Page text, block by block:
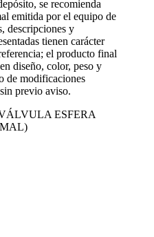
se recomienda
emitida por el equipo de
descripciones y
tienen carácter
el producto final
diseño, color, peso y
de modificaciones
previo aviso.